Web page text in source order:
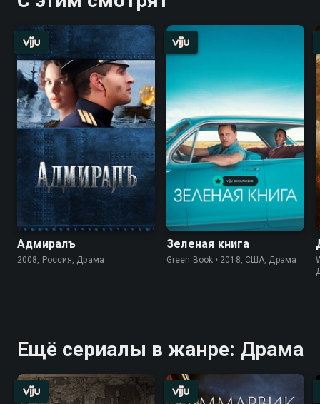
Адмиралъ
2008, Россия, Драма
Зеленая книга
Green Book • 2018, США, Драма
Ещё сериалы в жанре: Драма